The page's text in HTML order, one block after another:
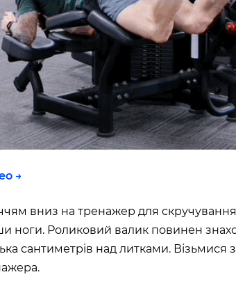
→
вниз на тренажер для скручування
ноги. Роликовий валик повинен
сантиметрів над литками. Візьмися